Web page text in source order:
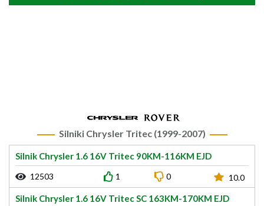
Silniki Chrysler Tritec (1999-2007)
Silnik Chrysler 1.6 16V Tritec 90KM-116KM EJD
12503 1 0 10.0
Silnik Chrysler 1.6 16V Tritec SC 163KM-170KM EJD